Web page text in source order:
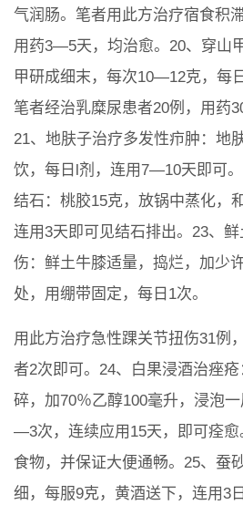
气润肠。笔者用此方治疗宿食积
用药3—5天，均治愈。20、穿山
甲研成细末，每次10—12克，每
笔者经治乳糜尿患者20例，用药
21、地肤子治疗多发性疖肿：地
饮，每日l剂，连用7—10天即可
结石：桃胶15克，放锅中蒸化，
连用3天即可见结石排出。23、
伤：鲜土牛膝适量，捣烂，加少
处，用绷带固定，每日1次。
用此方治疗急性踝关节扭伤31例
者2次即可。24、白果浸酒治痤
碎，加70％乙醇100毫升，浸泡
—3次，连续应用15天，即可痊
食物，并保证大便通畅。25、蚕
细，每服9克，黄酒送下，连用3